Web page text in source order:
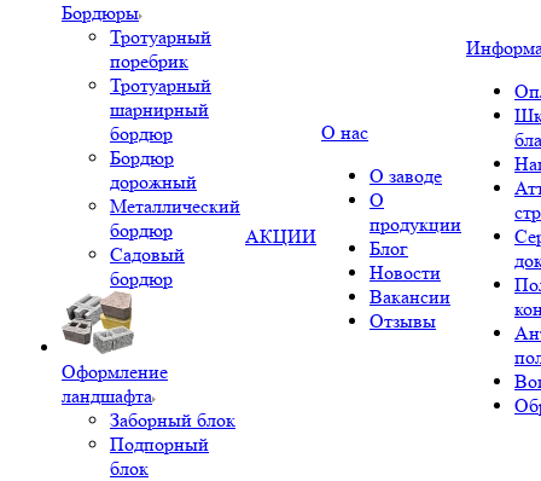
Бордюры
Тротуарный
поребрик
Тротуарный
шарнирный
бордюр
Бордюр
дорожный
Металлический
бордюр
Садовый
бордюр
Оформление
ландшафта
Заборный блок
Подпорный
блок
АКЦИИ
О нас
О заводе
О
продукции
Блог
Новости
Вакансии
Отзывы